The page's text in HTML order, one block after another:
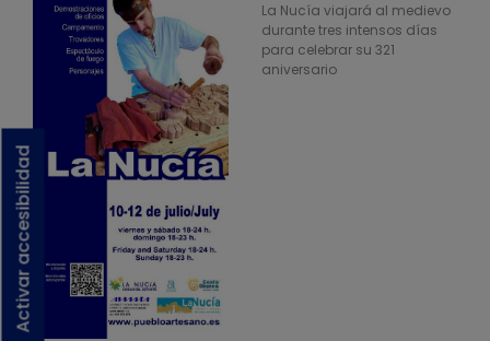
Activar accesibilidad
La Nucía viajará al medievo
durante tres intensos días
para celebrar su 321
aniversario